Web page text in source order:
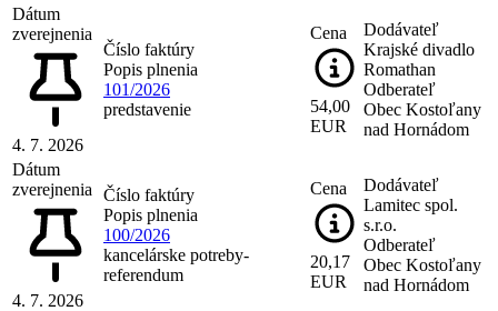
Dátum
zverejnenia
4. 7. 2026
Číslo faktúry
Popis plnenia
101/2026
predstavenie
Cena
54,00
EUR
Dodávateľ
Krajské divadlo
Romathan
Odberateľ
Obec Kostoľany
nad Hornádom
Dátum
zverejnenia
4. 7. 2026
Číslo faktúry
Popis plnenia
100/2026
kancelárske potreby-
referendum
Cena
20,17
EUR
Dodávateľ
Lamitec spol.
s.r.o.
Odberateľ
Obec Kostoľany
nad Hornádom